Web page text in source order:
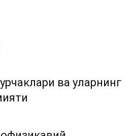
ва уларнинг